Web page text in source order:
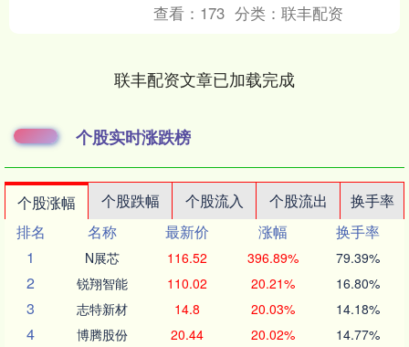
查看： 173 分类：联丰配资
联丰配资文章已加载完成
个股实时涨跌榜
个股涨幅 个股跌幅 个股流入 个股流出
换手率
排名
名称 最新价 涨幅
换手率
1
N展芯 116.52 396.89% 79.39%
2 锐翔智能 110.02 20.21% 16.80%
3 志特新材 14.8 20.03% 14.18%
4 博腾股份 20.44 20.02% 14.77%